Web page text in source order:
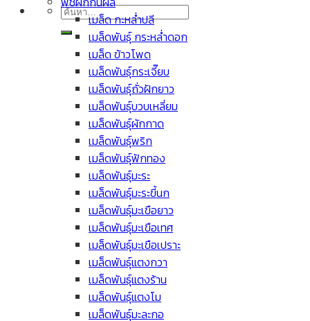
ค้นหา:
เมล็ด กะหล่ำปลี
เมล็ดพันธุ์ กระหล่ำดอก
เมล็ด ข้าวโพด
เมล็ดพันธุ์กระเจี๊ยบ
เมล็ดพันธุ์ถั่วฝักยาว
เมล็ดพันธุ์บวบเหลี่ยม
เมล็ดพันธุ์ผักกาด
เมล็ดพันธุ์พริก
เมล็ดพันธุ์ฟักทอง
เมล็ดพันธุ์มะระ
เมล็ดพันธุ์มะระขี้นก
เมล็ดพันธุ์มะเขือยาว
เมล็ดพันธุ์มะเขือเทศ
เมล็ดพันธุ์มะเขือเปราะ
เมล็ดพันธุ์แตงกวา
เมล็ดพันธุ์แตงร้าน
เมล็ดพันธุ์แตงโม
เมล็ดพันธุ์มะละกอ